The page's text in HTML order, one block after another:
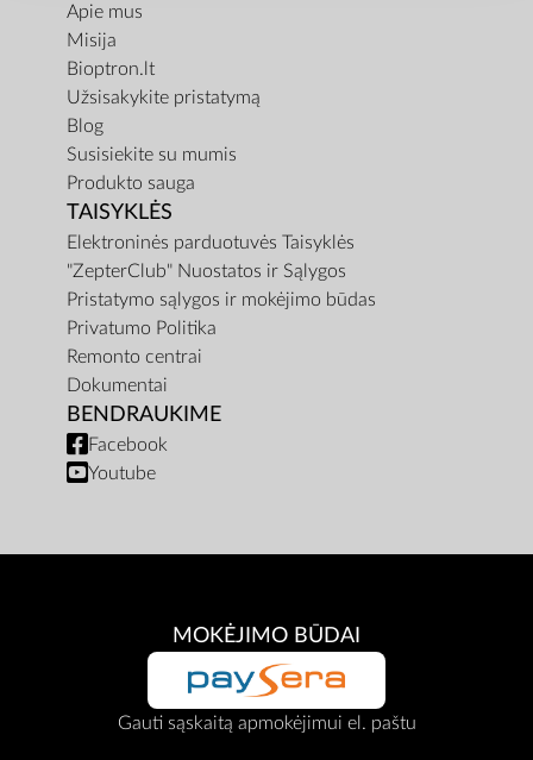
Apie mus
Misija
Bioptron.lt
Užsisakykite pristatymą
Blog
Susisiekite su mumis
Produkto sauga
TAISYKLĖS
Elektroninės parduotuvės Taisyklės
"ZepterClub" Nuostatos ir Sąlygos
Pristatymo sąlygos ir mokėjimo būdas
Privatumo Politika
Remonto centrai
Dokumentai
BENDRAUKIME
Facebook
Youtube
MOKĖJIMO BŪDAI
Gauti sąskaitą apmokėjimui el. paštu